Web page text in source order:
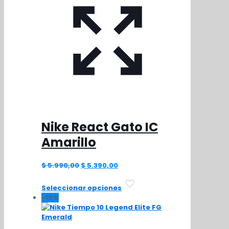
Nike React Gato IC
Amarillo
$5.990,00 El
original
era:
$ 5.990,00.
$ 5.390,00El
actual
es:
$ 5.390,00.
Seleccionar opciones
Este
múltiples
-15%